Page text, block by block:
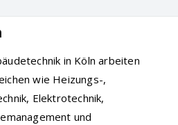
in Köln arbeiten
wie Heizungs-,
Elektrotechnik,
und